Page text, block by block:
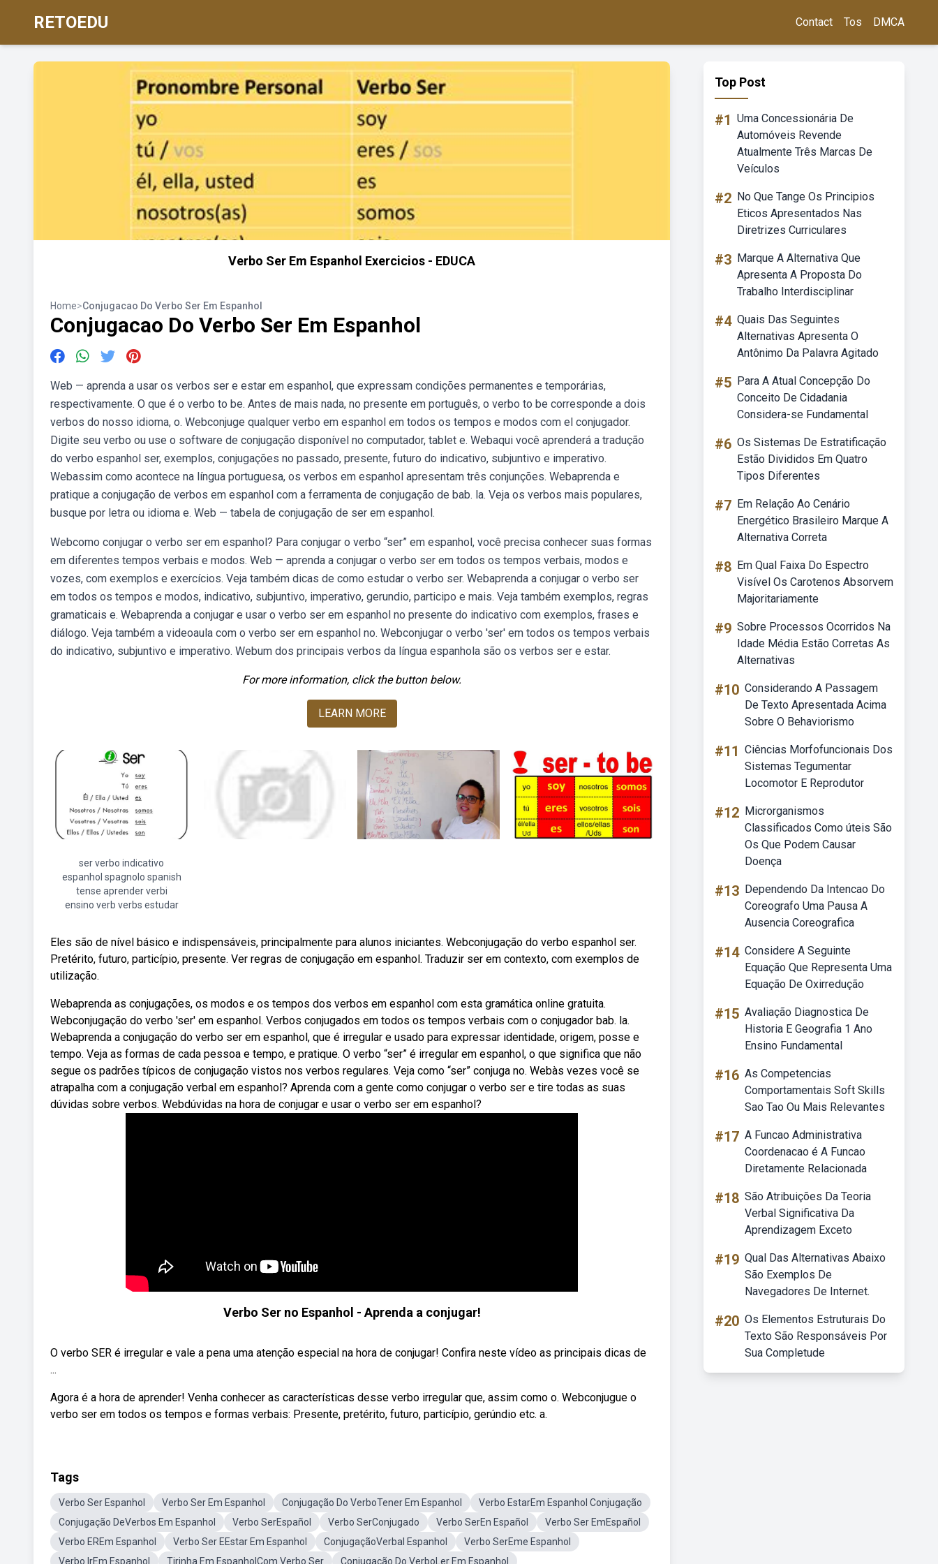
RETOEDU Contact Tos DMCA
Verbo Ser Em Espanhol Exercicios - EDUCA
Home>Conjugacao Do Verbo Ser Em Espanhol
Conjugacao Do Verbo Ser Em Espanhol
Web — aprenda a usar os verbos ser e estar em espanhol, que expressam condições permanentes e temporárias,
respectivamente. O que é o verbo to be. Antes de mais nada, no presente em português, o verbo to be corresponde a dois
verbos do nosso idioma, o. Webconjuge qualquer verbo em espanhol em todos os tempos e modos com el conjugador.
Digite seu verbo ou use o software de conjugação disponível no computador, tablet e. Webaqui você aprenderá a tradução
do verbo espanhol ser, exemplos, conjugações no passado, presente, futuro do indicativo, subjuntivo e imperativo.
Webassim como acontece na língua portuguesa, os verbos em espanhol apresentam três conjunções. Webaprenda e
pratique a conjugação de verbos em espanhol com a ferramenta de conjugação de bab. la. Veja os verbos mais populares,
busque por letra ou idioma e. Web — tabela de conjugação de ser em espanhol.
Webcomo conjugar o verbo ser em espanhol? Para conjugar o verbo “ser” em espanhol, você precisa conhecer suas formas
em diferentes tempos verbais e modos. Web — aprenda a conjugar o verbo ser em todos os tempos verbais, modos e
vozes, com exemplos e exercícios. Veja também dicas de como estudar o verbo ser. Webaprenda a conjugar o verbo ser
em todos os tempos e modos, indicativo, subjuntivo, imperativo, gerundio, participo e mais. Veja também exemplos, regras
gramaticais e. Webaprenda a conjugar e usar o verbo ser em espanhol no presente do indicativo com exemplos, frases e
diálogo. Veja também a videoaula com o verbo ser em espanhol no. Webconjugar o verbo 'ser' em todos os tempos verbais
do indicativo, subjuntivo e imperativo. Webum dos principais verbos da língua espanhola são os verbos ser e estar.
For more information, click the button below.
LEARN MORE
ser verbo indicativo
espanhol spagnolo spanish
tense aprender verbi
ensino verb verbs estudar
Eles são de nível básico e indispensáveis, principalmente para alunos iniciantes. Webconjugação do verbo espanhol ser.
Pretérito, futuro, particípio, presente. Ver regras de conjugação em espanhol. Traduzir ser em contexto, com exemplos de
utilização.
Webaprenda as conjugações, os modos e os tempos dos verbos em espanhol com esta gramática online gratuita.
Webconjugação do verbo 'ser' em espanhol. Verbos conjugados em todos os tempos verbais com o conjugador bab. la.
Webaprenda a conjugação do verbo ser em espanhol, que é irregular e usado para expressar identidade, origem, posse e
tempo. Veja as formas de cada pessoa e tempo, e pratique. O verbo “ser” é irregular em espanhol, o que significa que não
segue os padrões típicos de conjugação vistos nos verbos regulares. Veja como “ser” conjuga no. Webàs vezes você se
atrapalha com a conjugação verbal em espanhol? Aprenda com a gente como conjugar o verbo ser e tire todas as suas
dúvidas sobre verbos. Webdúvidas na hora de conjugar e usar o verbo ser em espanhol?
Verbo Ser no Espanhol - Aprenda a conjugar!
O verbo SER é irregular e vale a pena uma atenção especial na hora de conjugar! Confira neste vídeo as principais dicas de
...
Agora é a hora de aprender! Venha conhecer as características desse verbo irregular que, assim como o. Webconjugue o
verbo ser em todos os tempos e formas verbais: Presente, pretérito, futuro, particípio, gerúndio etc. a.
Tags
Verbo Ser Espanhol Verbo Ser Em Espanhol Conjugação Do VerboTener Em Espanhol
Verbo EstarEm Espanhol Conjugação
Conjugação DeVerbos Em Espanhol
Verbo SerEspañol Verbo SerConjugado Verbo SerEn Español
Verbo Ser EmEspañol
Verbo EREm Espanhol
Verbo Ser EEstar Em Espanhol ConjugaçãoVerbal Espanhol
Verbo SerEme Espanhol
Verbo IrEm Espanhol
Tirinha Em EspanholCom Verbo Ser Conjugação Do VerboLer Em Espanhol
Top Post
#1 Uma Concessionária De
Automóveis Revende
Atualmente Três Marcas De
Veículos
#2 No Que Tange Os Principios
Eticos Apresentados Nas
Diretrizes Curriculares
#3 Marque A Alternativa Que
Apresenta A Proposta Do
Trabalho Interdisciplinar
#4 Quais Das Seguintes
Alternativas Apresenta O
Antônimo Da Palavra Agitado
#5 Para A Atual Concepção Do
Conceito De Cidadania
Considera-se Fundamental
#6 Os Sistemas De Estratificação
Estão Divididos Em Quatro
Tipos Diferentes
#7 Em Relação Ao Cenário
Energético Brasileiro Marque A
Alternativa Correta
#8 Em Qual Faixa Do Espectro
Visível Os Carotenos Absorvem
Majoritariamente
#9 Sobre Processos Ocorridos Na
Idade Média Estão Corretas As
Alternativas
#10 Considerando A Passagem
De Texto Apresentada Acima
Sobre O Behaviorismo
#11 Ciências Morfofuncionais Dos
Sistemas Tegumentar
Locomotor E Reprodutor
#12 Microrganismos
Classificados Como úteis São
Os Que Podem Causar
Doença
#13 Dependendo Da Intencao Do
Coreografo Uma Pausa A
Ausencia Coreografica
#14 Considere A Seguinte
Equação Que Representa Uma
Equação De Oxirredução
#15 Avaliação Diagnostica De
Historia E Geografia 1 Ano
Ensino Fundamental
#16 As Competencias
Comportamentais Soft Skills
Sao Tao Ou Mais Relevantes
#17 A Funcao Administrativa
Coordenacao é A Funcao
Diretamente Relacionada
#18 São Atribuições Da Teoria
Verbal Significativa Da
Aprendizagem Exceto
#19 Qual Das Alternativas Abaixo
São Exemplos De
Navegadores De Internet.
#20 Os Elementos Estruturais Do
Texto São Responsáveis Por
Sua Completude